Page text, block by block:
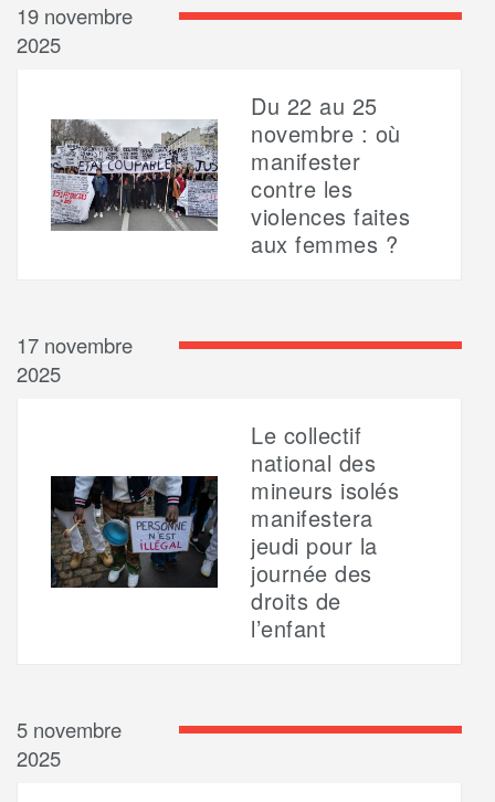
19 novembre
2025
Du 22 au 25
novembre : où
manifester
contre les
violences faites
aux femmes ?
17 novembre
2025
Le collectif
national des
mineurs isolés
manifestera
jeudi pour la
journée des
droits de
l’enfant
5 novembre
2025